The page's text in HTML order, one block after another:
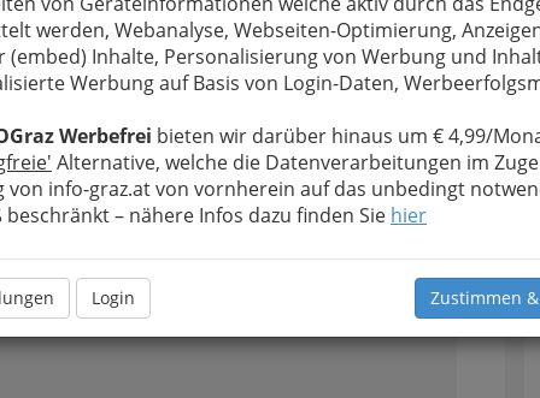
werden, Webanalyse, Webseiten-Optimierung,
(embed) Inhalte, Personalisierung von Werbung und
Werbung auf Basis von Login-Daten,
Werbefrei bieten wir darüber hinaus um € 4,99/
Alternative, welche die Datenverarbeitungen im
von info-graz.at von vornherein auf das unbedingt
beschränkt – nähere Infos dazu finden Sie hier
Login Zustimmen
1
GMD: Events und Veranstaltungen
ein
Besuch in der